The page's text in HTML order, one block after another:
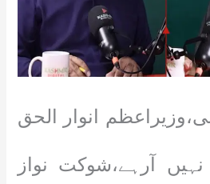
انوار الحق
آرہے،شوکت نواز